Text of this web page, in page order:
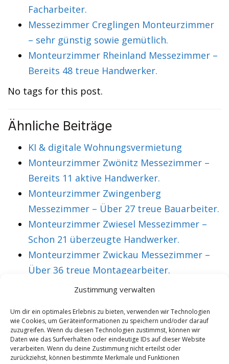
Zustimmung verwalten
Um dir ein optimales Erlebnis zu bieten, verwenden wir Technologien
wie Cookies, um Geräteinformationen zu speichern und/oder darauf
zuzugreifen. Wenn du diesen Technologien zustimmst, können wir
Daten wie das Surfverhalten oder eindeutige IDs auf dieser Website
verarbeiten. Wenn du deine Zustimmung nicht erteilst oder
zurückziehst, können bestimmte Merkmale und Funktionen
Facharbeiter.
Messezimmer Creglingen Monteurzimmer
– sehr günstig sowie gemütlich.
Monteurzimmer Rheinland Messezimmer –
Bereits 48 treue Handwerker.
No tags for this post.
Ähnliche Beiträge
KI & digitale Wohnungsvermietung
Monteurzimmer Zwönitz Messezimmer –
Bereits 11 aktive Handwerker.
Monteurzimmer Zwingenberg
Messezimmer – Über 27 treue Bauarbeiter.
Monteurzimmer Zwiesel Messezimmer –
Schon 21 überzeugte Handwerker.
Monteurzimmer Zwickau Messezimmer –
Über 36 treue Montagearbeiter.
VORHERIGER ARTIKEL
Monteurzimmer
Oebisfelde
Weferlingen
NÄCHSTER ARTIKEL
Monteurzimmer
Oelde Messezimmer
– Über 47 treue